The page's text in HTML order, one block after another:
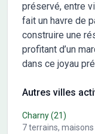
préservé, entre
fait un havre de
construire une
profitant d’un
dans ce joyau
Autres villes
Charny(21)
7terrains,